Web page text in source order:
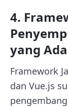
4.
yang Ada
Framework
dan Vue.js